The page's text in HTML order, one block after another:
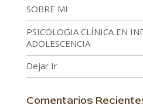
SOBRE MI
PSICOLOGIA CLÍNICA EN
ADOLESCENCIA
Dejar Ir
Comentarios